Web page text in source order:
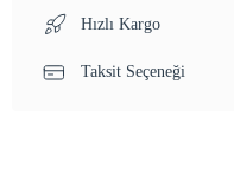
Hızlı Kargo
Taksit Seçeneği